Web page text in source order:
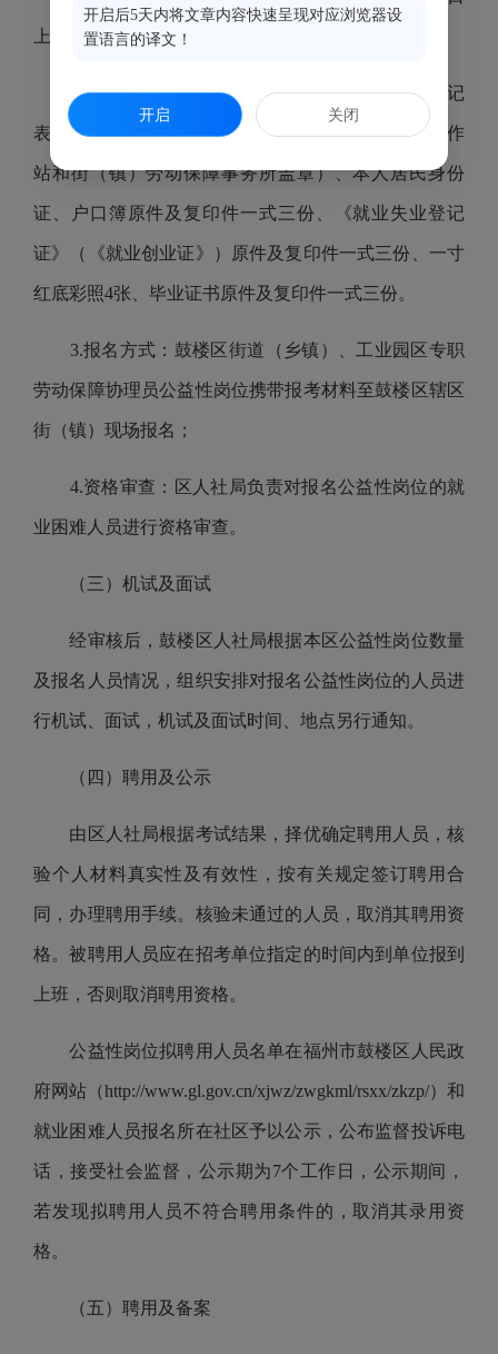
上午 8:30-12:00，下午
2.提交材料：《就业困难人员申请公益性岗位登记
表》一式三份（须本人户籍所在地的社区劳动保障工作
站和街（镇）劳动保障事务所盖章）、本人居民身份
证、户口簿原件及复印件一式三份、《就业失业登记
证》（《就业创业证》）原件及复印件一式三份、一寸
红底彩照4张、毕业证书原件及复印件一式三份。
3.报名方式：鼓楼区街道（乡镇）、工业园区专职
劳动保障协理员公益性岗位携带报考材料至鼓楼区辖区
街（镇）现场报名；
4.资格审查：区人社局负责对报名公益性岗位的就
业困难人员进行资格审查。
（三）机试及面试
经审核后，鼓楼区人社局根据本区公益性岗位数量
及报名人员情况，组织安排对报名公益性岗位的人员进
行机试、面试，机试及面试时间、地点另行通知。
（四）聘用及公示
由区人社局根据考试结果，择优确定聘用人员，核
验个人材料真实性及有效性，按有关规定签订聘用合
同，办理聘用手续。核验未通过的人员，取消其聘用资
格。被聘用人员应在招考单位指定的时间内到单位报到
上班，否则取消聘用资格。
公益性岗位拟聘用人员名单在福州市鼓楼区人民政
府网站（http://www.gl.gov.cn/xjwz/zwgkml/rsxx/zkzp/）和
就业困难人员报名所在社区予以公示，公布监督投诉电
话，接受社会监督，公示期为7个工作日，公示期间，
若发现拟聘用人员不符合聘用条件的，取消其录用资
格。
（五）聘用及备案
开启后5天内将文章内容快速呈现对应浏览器设
置语言的译文！
开启 关闭